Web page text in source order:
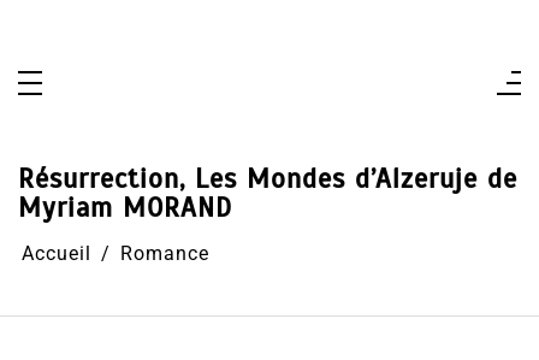
Résurrection, Les Mondes d’Alzeruje de
Myriam MORAND
Accueil Romance